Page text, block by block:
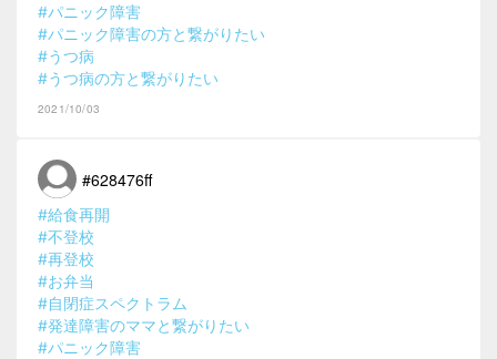
#パニック障害
#パニック障害の方と繋がりたい
#うつ病
#うつ病の方と繋がりたい
2021/10/03
#628476ff
#給食再開
#不登校
#再登校
#お弁当
#自閉症スペクトラム
#発達障害のママと繋がりたい
#パニック障害